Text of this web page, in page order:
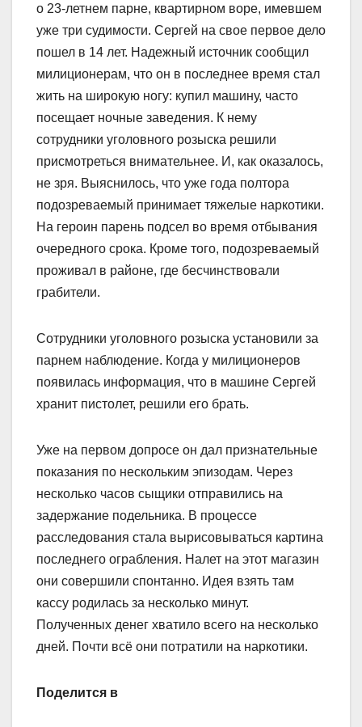
о 23-летнем парне, квартирном воре, имевшем
уже три судимости. Сергей на свое первое дело
пошел в 14 лет. Надежный источник сообщил
милиционерам, что он в последнее время стал
жить на широкую ногу: купил машину, часто
посещает ночные заведения. К нему
сотрудники уголовного розыска решили
присмотреться внимательнее. И, как оказалось,
не зря. Выяснилось, что уже года полтора
подозреваемый принимает тяжелые наркотики.
На героин парень подсел во время отбывания
очередного срока. Кроме того, подозреваемый
проживал в районе, где бесчинствовали
грабители.
Сотрудники уголовного розыска установили за
парнем наблюдение. Когда у милиционеров
появилась информация, что в машине Сергей
хранит пистолет, решили его брать.
Уже на первом допросе он дал признательные
показания по нескольким эпизодам. Через
несколько часов сыщики отправились на
задержание подельника. В процессе
расследования стала вырисовываться картина
последнего ограбления. Налет на этот магазин
они совершили спонтанно. Идея взять там
кассу родилась за несколько минут.
Полученных денег хватило всего на несколько
дней. Почти всё они потратили на наркотики.
Поделится в